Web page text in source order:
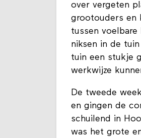
over vergeten
grootouders en
tussen
niksen in de
tuin een stukje
werkwijze
De tweede
en gingen de
schuilend in
was het grote